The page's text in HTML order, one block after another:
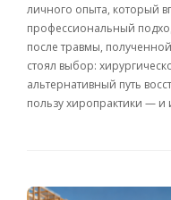
личного опыта, который
профессиональный
после травмы,
стоял выбор:
альтернативный путь
пользу хиропрактики —